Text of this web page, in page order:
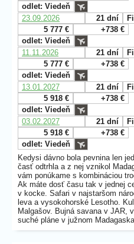
odlet: Viedeň
23.09.2026
21 dní
5 777 €
+738 €
odlet: Viedeň
11.11.2026
21 dní
5 777 €
+738 €
odlet: Viedeň
13.01.2027
21 dní
5 918 €
+738 €
odlet: Viedeň
03.02.2027
21 dní
5 918 €
+738 €
odlet: Viedeň
Kedysi dávno bola pevnina len
časť odtrhla a z nej vznikol
vám ponúkame s kombináciou
Ak máte dosť času tak v jednej
v kocke. Safari v najstaršom
leva a vysokohorské Lesotho.
Malgašov. Bujná savana v JAR,
suché pláne v južnom